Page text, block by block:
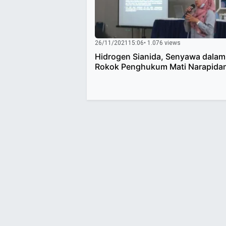
26/11/2021 15:06• 1.076 views
Hidrogen Sianida, Senyawa dalam
Rokok Penghukum Mati